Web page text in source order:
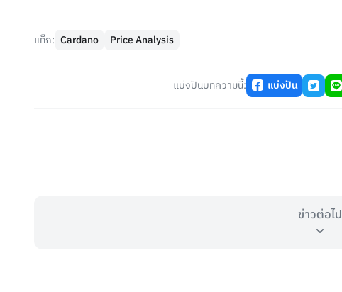
แท็ก: Cardano Price Analysis
แบ่งปันบทความนี้: แบ่งปัน
ข่าวต่อไป